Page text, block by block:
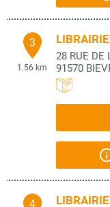
3
1.56 km
28 RUE DE
91570
4